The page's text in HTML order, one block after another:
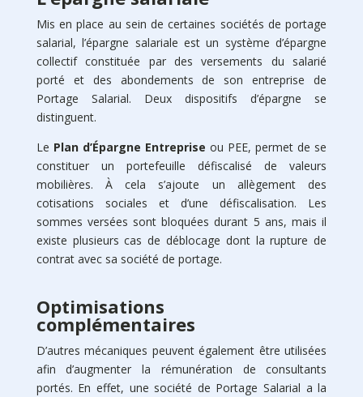
Mis en place au sein de certaines sociétés de portage
salarial, l’épargne salariale est un système d’épargne
collectif constituée par des versements du salarié
porté et des abondements de son entreprise de
Portage Salarial. Deux dispositifs d’épargne se
distinguent.
Le Plan d’Épargne Entreprise ou PEE, permet de se
constituer un portefeuille défiscalisé de valeurs
mobilières. À cela s’ajoute un allègement des
cotisations sociales et d’une défiscalisation. Les
sommes versées sont bloquées durant 5 ans, mais il
existe plusieurs cas de déblocage dont la rupture de
contrat avec sa société de portage.
Optimisations
complémentaires
D’autres mécaniques peuvent également être utilisées
afin d’augmenter la rémunération de consultants
portés. En effet, une société de Portage Salarial a la